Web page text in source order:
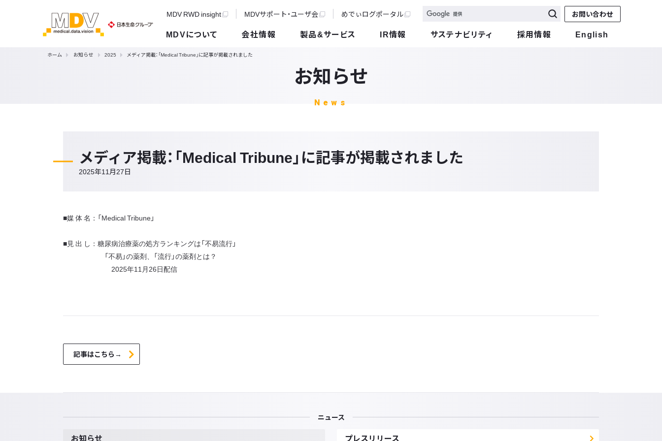
MDV RWD insight MDVサポート・ユーザ会 めでぃログポータル お問い合わせ
MDVについて 会社情報 製品&サービス IR情報 サステナビリティ 採用情報 English
ホーム お知らせ 2025 メディア掲載：「Medical Tribune」に記事が掲載されました
お知らせ
News
メディア掲載：「Medical Tribune」に記事が掲載されました
2025年11月27日
■媒 体 名：「Medical Tribune」
■見 出 し：糖尿病治療薬の処方ランキングは「不易流行」
「不易」の薬剤、「流行」の薬剤とは？
2025年11月26日配信
記事はこちら→
ニュース
お知らせ プレスリリース